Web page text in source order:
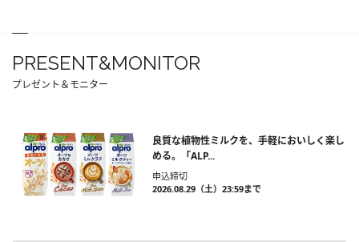
PRESENT&MONITOR
プレゼント＆モニター
良質な植物性ミルクを、手軽においしく楽し
める。「ALP...
申込締切
2026.08.29（土）23:59まで